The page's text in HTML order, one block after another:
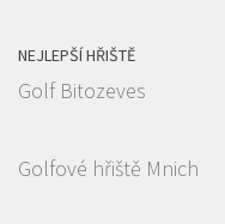
NEJLEPŠÍ HŘIŠTĚ
Golf Bitozeves
Golfové hřiště Mnich